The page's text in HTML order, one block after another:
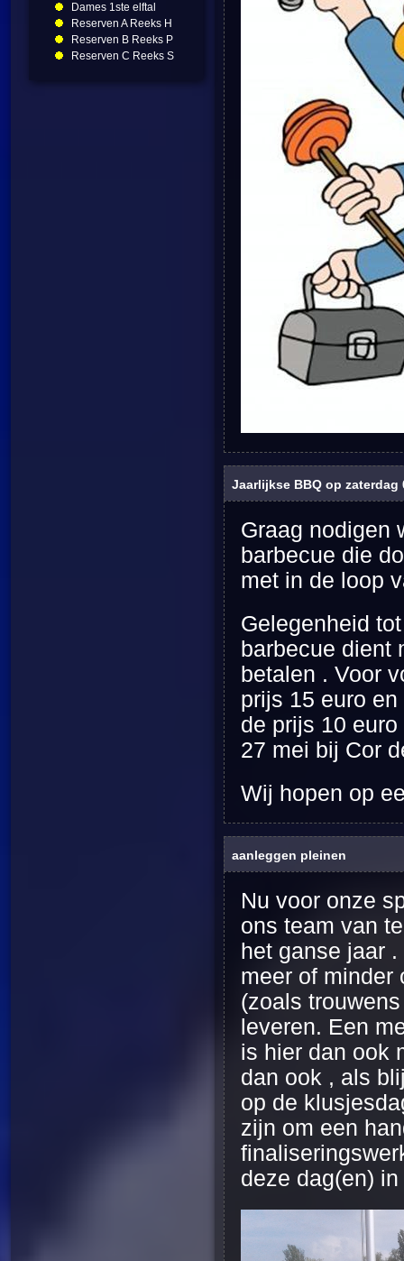
Dames 1ste elftal
Reserven A Reeks H
Reserven B Reeks P
Reserven C Reeks S
Jaarlijkse BBQ op zaterdag
Graag nodigen
barbecue die
met in de loop
Gelegenheid
barbecue dient
betalen . Voor
prijs 15 euro
de prijs 10
27 mei bij Cor
Wij hopen op
aanleggen pleinen
Nu voor onze
ons team van
het ganse jaar
meer of minder
(zoals
leveren. Een
is hier dan ook
dan ook , als
op de
zijn om een
deze dag(en)